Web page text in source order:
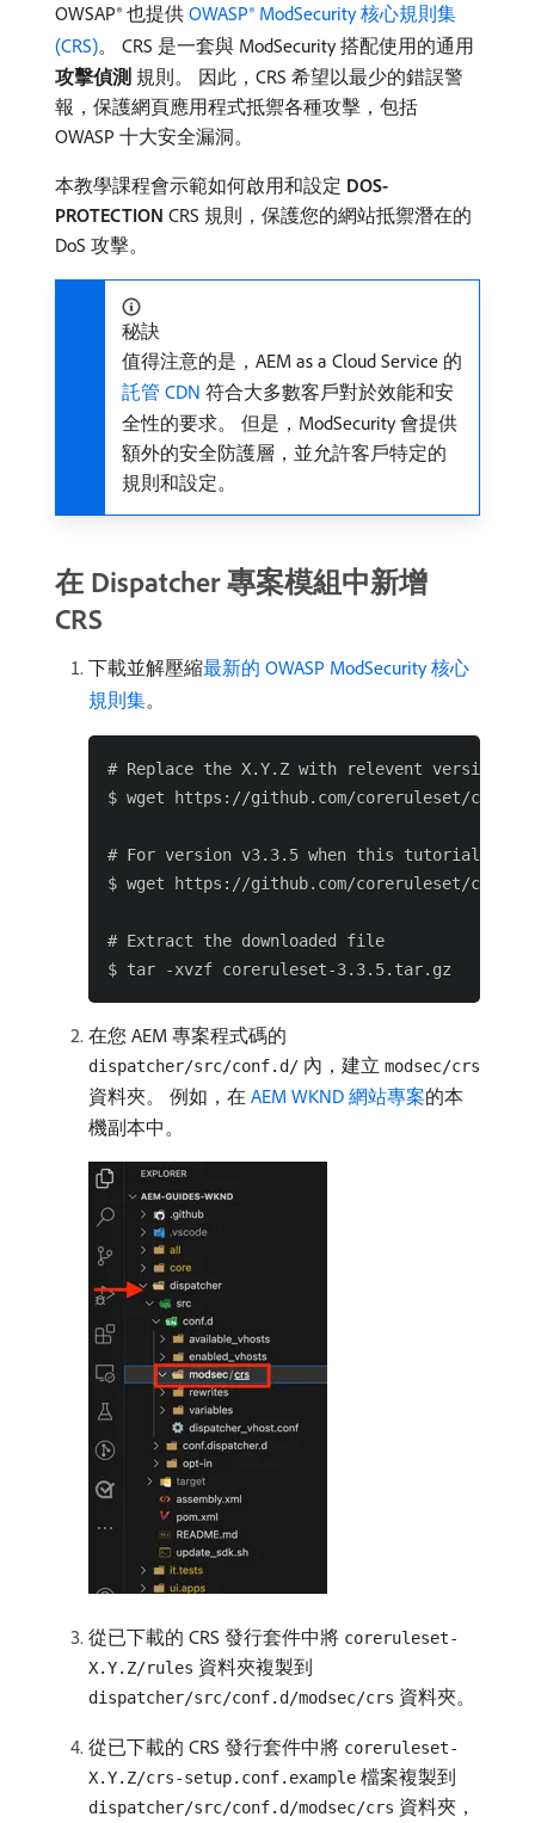
OWSAP® 也提供 OWASP® ModSecurity 核心規則集
(CRS)。 CRS 是一套與 ModSecurity 搭配使用的通用​
攻擊偵測 ​規則。 因此，CRS 希望以最少的錯誤警
報，保護網頁應用程式抵禦各種攻擊，包括
OWASP 十大安全漏洞。
本教學課程會示範如何啟用和設定 DOS-
PROTECTION CRS 規則，保護您的網站抵禦潛在的
DoS 攻擊。
秘訣
值得注意的是，AEM as a Cloud Service 的
託管 CDN 符合大多數客戶對於效能和安
全性的要求。 但是，ModSecurity 會提供
額外的安全防護層，並允許客戶特定的
規則和設定。
在 Dispatcher 專案模組中新增
CRS
下載並解壓縮最新的 OWASP ModSecurity 核心
規則集。
# Replace the X.Y.Z with relevent version
$ wget https://github.com/coreruleset/
# For version v3.3.5 when this tutorial is
$ wget https://github.com/coreruleset/
# Extract the downloaded file
在您 AEM 專案程式碼的
dispatcher/src/conf.d/ 內，建立 modsec/crs
資料夾。 例如，在 AEM WKND 網站專案的本
機副本中。
從已下載的 CRS 發行套件中將 coreruleset-
X.Y.Z/rules 資料夾複製到
dispatcher/src/conf.d/modsec/crs 資料夾。
從已下載的 CRS 發行套件中將 coreruleset-
X.Y.Z/crs-setup.conf.example 檔案複製到
dispatcher/src/conf.d/modsec/crs 資料夾，